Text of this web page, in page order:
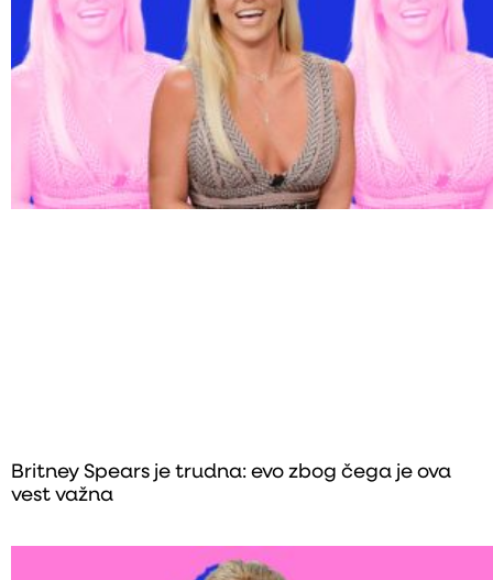
Britney Spears je trudna: evo zbog čega je ova
vest važna